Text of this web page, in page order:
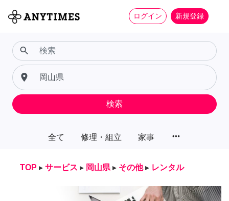
ログイン 新規登録
全て 修理・組立 家事 more_horiz
search
place
検索
TOP ▸ サービス ▸ 岡山県 ▸ その他 ▸ レンタル